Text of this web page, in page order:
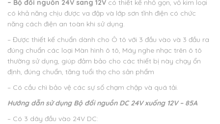
– Bộ đổi nguồn 24V sang 12V có thiết kế nhỏ gọn, vỏ kim loại
có khả năng chịu được va đập và lớp sơn tĩnh điện có chức
năng cách điện an toàn khi sử dụng.
– Được thiết kế chuẩn dành cho Ô tô với 3 đầu vào và 3 đầu ra
đúng chuẩn các loại Màn hình ô tô, Máy nghe nhạc trên ô tô
thường sử dụng, giúp đảm bảo cho các thiết bị này chạy ổn
định, đúng chuẩn, tăng tuổi thọ cho sản phẩm
– Có cầu chì bảo vệ các sự số chạm chập và quá tải.
Hướng dẫn sử dụng Bộ đổi nguồn DC 24V xuống 12V – 85A
– Có 3 dây đầu vào 24V DC: